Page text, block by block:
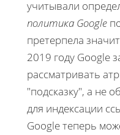
учитывали
политика Google
претерпела
2019 году Google
рассматривать
"подсказку", а не
для индексации
Google теперь